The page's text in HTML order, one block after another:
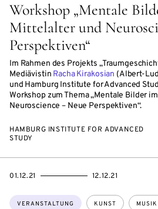
Workshop „Mentale
Mittelalter und
Perspektiven“
Im Rahmen des Projekts
Mediävistin Racha Kirakosian (Albert-
und Hamburg Institute for Advanced
Workshop zum Thema „Mentale Bilder
Neuroscience – Neue Perspektiven“.
HAMBURG INSTITUTE FOR ADVANCED
STUDY
Themen:
VERANSTALTUNG KUNST MUSIK
EVENTBEGINSON
01.12.21
EVENTENDSON 12.12.21